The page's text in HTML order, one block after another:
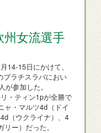
州女流選手
14-15日にかけて、
ブラチスラバにおい
参加した。
・ティン1pが全勝で
ャ・マルツ4d（ドイ
（ウクライナ）、4
ー）だった。